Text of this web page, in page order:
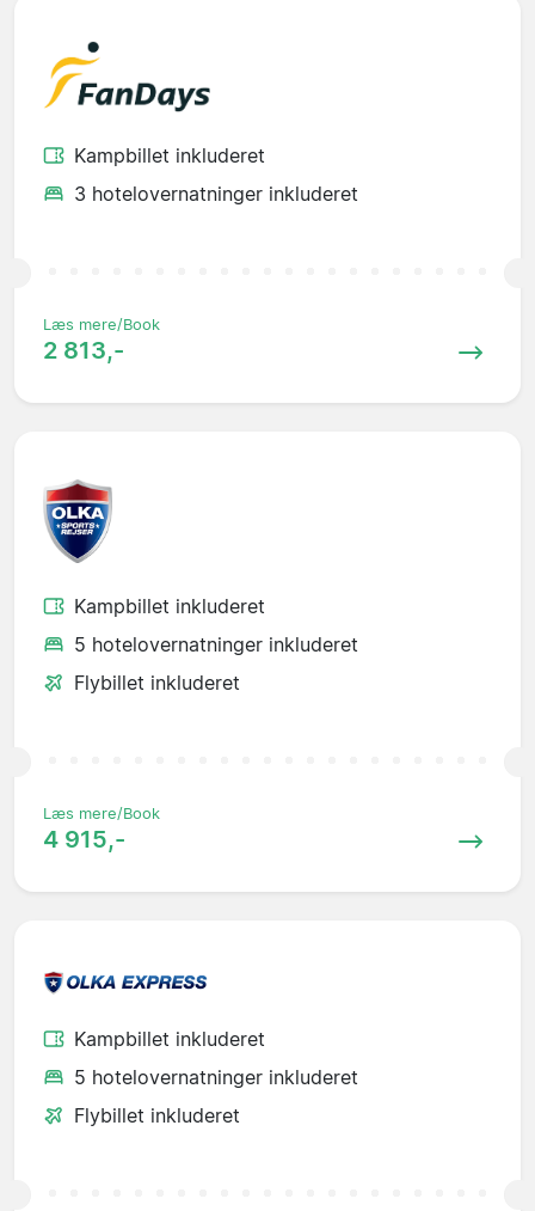
Kampbillet inkluderet
3 hotelovernatninger inkluderet
Læs mere/Book
2 813,-
Kampbillet inkluderet
5 hotelovernatninger inkluderet
Flybillet inkluderet
Læs mere/Book
4 915,-
Kampbillet inkluderet
5 hotelovernatninger inkluderet
Flybillet inkluderet